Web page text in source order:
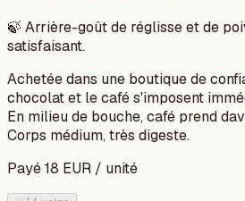
🍃 Arrière-goût de réglisse et de
satisfaisant.
Achetée dans une boutique de
chocolat et le café s'imposent
En milieu de bouche, café prend
Corps médium, très digeste.
Payé18 EUR / unité